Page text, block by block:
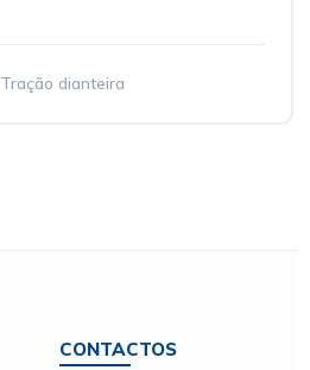
Tração dianteira
CONTACTOS